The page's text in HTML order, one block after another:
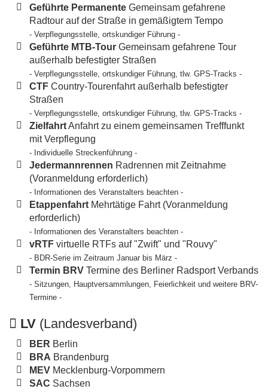
Geführte Permanente Gemeinsam gefahrene
Radtour auf der Straße in gemäßigtem Tempo
- Verpflegungsstelle, ortskundiger Führung -
Geführte MTB-Tour Gemeinsam gefahrene Tour
außerhalb befestigter Straßen
- Verpflegungsstelle, ortskundiger Führung, tlw. GPS-Tracks -
CTF Country-Tourenfahrt außerhalb befestigter
Straßen
- Verpflegungsstelle, ortskundiger Führung, tlw. GPS-Tracks -
ZielfahrtAnfahrt zu einem gemeinsamen Trefffunkt
mit Verpflegung
- Individuelle Streckenführung -
Jedermannrennen Radrennen mit Zeitnahme
(Voranmeldung erforderlich)
- Informationen des Veranstalters beachten -
Etappenfahrt Mehrtätige Fahrt (Voranmeldung
erforderlich)
- Informationen des Veranstalters beachten -
vRTF virtuelle RTFs auf "Zwift" und "Rouvy"
- BDR-Serie im Zeitraum Januar bis März -
Termin BRV Termine des Berliner Radsport Verbands
- Sitzungen, Hauptversammlungen, Feierlichkeit und weitere BRV-
Termine -
LV (Landesverband)
BER Berlin
BRA Brandenburg
MEV Mecklenburg-Vorpommern
SAC Sachsen